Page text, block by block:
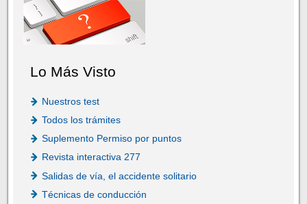
Lo Más Visto
Nuestros test
Todos los trámites
Suplemento Permiso por puntos
Revista interactiva 277
Salidas de vía, el accidente solitario
Técnicas de conducción